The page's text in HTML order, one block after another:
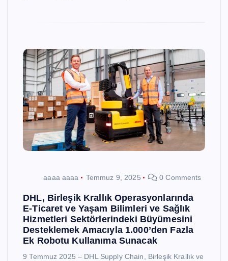
aaaa aaaa Temmuz 9, 2025 0 Comments
DHL, Birleşik Krallık Operasyonlarında
E-Ticaret ve Yaşam Bilimleri ve Sağlık
Hizmetleri Sektörlerindeki Büyümesini
Desteklemek Amacıyla 1.000’den Fazla
Ek Robotu Kullanıma Sunacak
9 Temmuz 2025 – DHL Supply Chain, Birleşik Krallık ve